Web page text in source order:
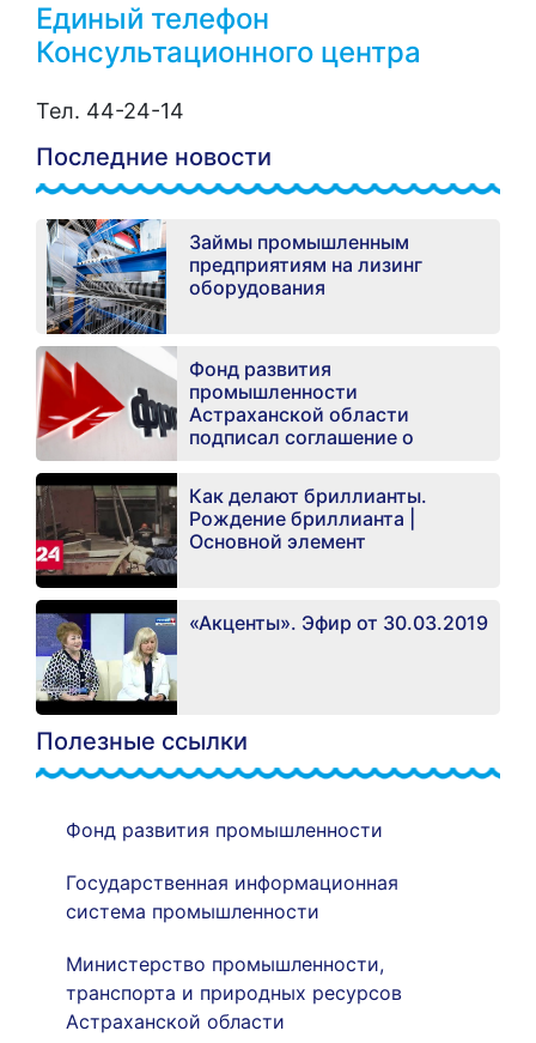
Единый телефон
Консультационного центра
Тел. 44-24-14
Последние новости
Займы промышленным
предприятиям на лизинг
оборудования
Фонд развития
промышленности
Астраханской области
подписал соглашение о
развития промышленности
Российской Федерации.
Как делают бриллианты.
Рождение бриллианта |
Основной элемент
«Акценты». Эфир от 30.03.2019
Полезные ссылки
Фонд развития промышленности
Государственная информационная
система промышленности
Министерство промышленности,
транспорта и природных ресурсов
Астраханской области